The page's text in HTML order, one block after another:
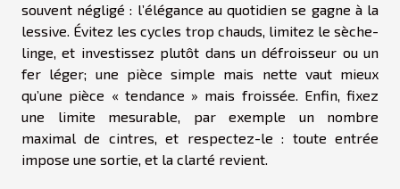
souvent négligé : l’élégance au quotidien se gagne à la
lessive. Évitez les cycles trop chauds, limitez le sèche-
linge, et investissez plutôt dans un défroisseur ou un
fer léger; une pièce simple mais nette vaut mieux
qu’une pièce « tendance » mais froissée. Enfin, fixez
une limite mesurable, par exemple un nombre
maximal de cintres, et respectez-le : toute entrée
impose une sortie, et la clarté revient.